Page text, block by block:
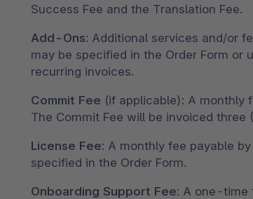
Success Fee and the Translation Fee.
Add-Ons: Additional services and/or
may be specified in the Order Form or
recurring invoices.
Commit Fee (if applicable): A monthly
The Commit Fee will be invoiced
License Fee: A monthly fee payable
specified in the Order Form.
Onboarding Support Fee: A one-time